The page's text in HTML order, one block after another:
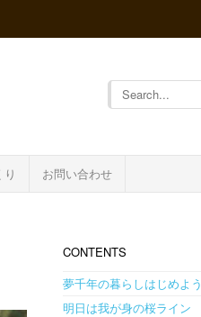
お問い合わせ
CONTENTS
夢千年の暮らしはじめよう
明日は我が身の桜ライン